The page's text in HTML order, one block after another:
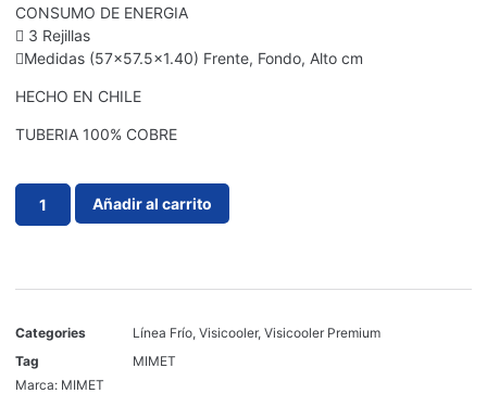
CONSUMO DE ENERGIA
 3 Rejillas
Medidas (57×57.5×1.40) Frente, Fondo, Alto cm
HECHO EN CHILE
TUBERIA 100% COBRE
Añadir al carrito
Categories Línea Frío, Visicooler, Visicooler Premium
Tag
MIMET
Marca: MIMET